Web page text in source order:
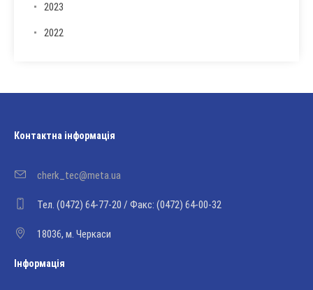
2023
2022
Контактна інформація
cherk_tec@meta.ua
Тел. (0472) 64-77-20 / Факс: (0472) 64-00-32
18036, м. Черкаси
Інформація